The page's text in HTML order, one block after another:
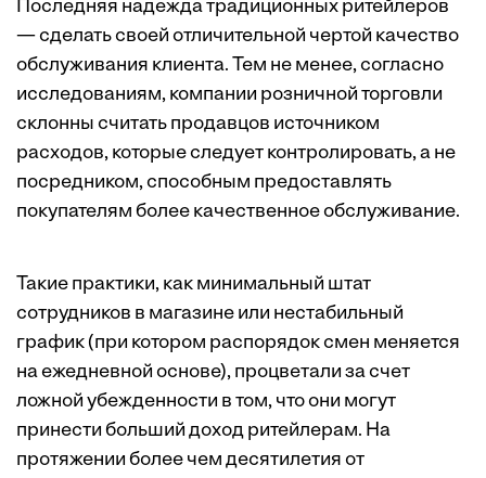
Последняя надежда традиционных ритейлеров
— сделать своей отличительной чертой качество
обслуживания клиента. Тем не менее, согласно
исследованиям, компании розничной торговли
склонны считать продавцов источником
расходов, которые следует контролировать, а не
посредником, способным предоставлять
покупателям более качественное обслуживание.
Такие практики, как минимальный штат
сотрудников в магазине или нестабильный
график (при котором распорядок смен меняется
на ежедневной основе), процветали за счет
ложной убежденности в том, что они могут
принести больший доход ритейлерам. На
протяжении более чем десятилетия от